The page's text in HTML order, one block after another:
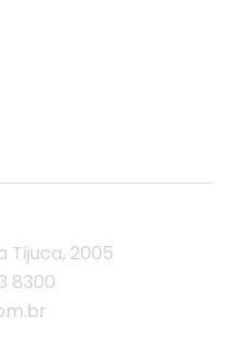
Tijuca, 2005
8300